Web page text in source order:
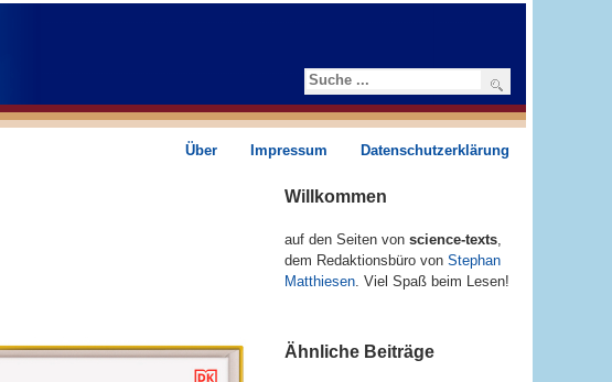
Über Impressum Datenschutzerklärung
Willkommen
auf den Seiten von science-texts
dem Redaktions­­büro von Stephan
Matthiesen . Viel Spaß beim Lesen!
Ähnliche Beiträge